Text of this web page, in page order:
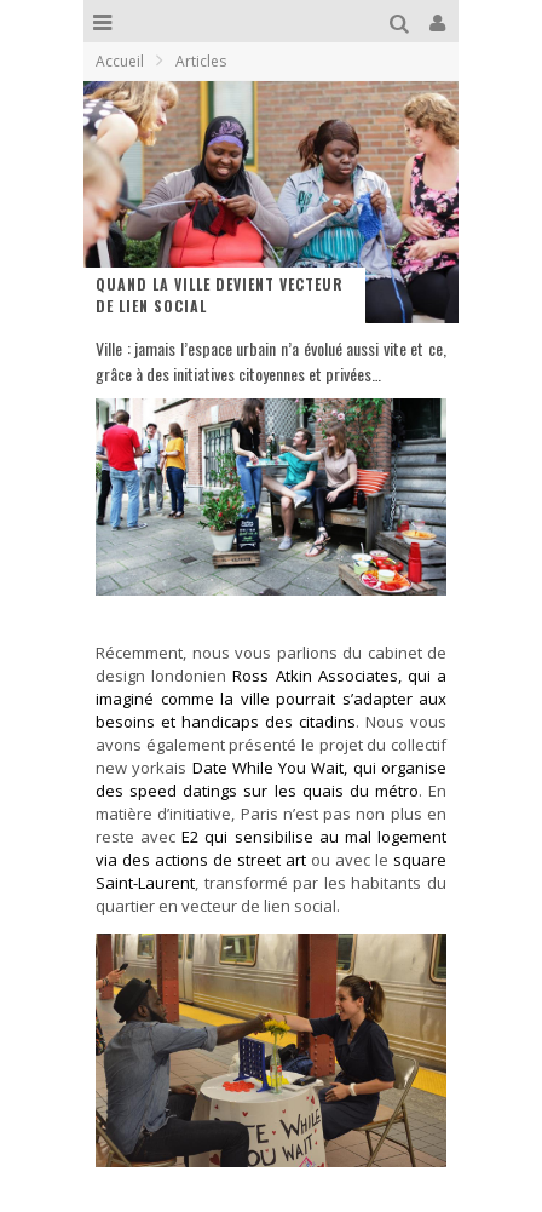
Accueil Articles
QUAND LA VILLE DEVIENT VECTEUR
DE LIEN SOCIAL
Ville : jamais l’espace urbain n’a évolué aussi vite et ce,
grâce à des initiatives citoyennes et privées…
Récemment, nous vous parlions du cabinet de
design londonienRoss Atkin Associates, qui a
imaginé comme la ville pourrait s’adapter aux
besoins et handicaps des citadins. Nous vous
avons également présenté le projet du collectif
new yorkais Date While You Wait, qui organise
des speed datings sur les quais du métro. En
matière d’initiative, Paris n’est pas non plus en
reste avecE2 qui sensibilise au mal logement
via des actions de street art ou avec le square
Saint-Laurent, transformé par les habitants du
quartier en vecteur de lien social.